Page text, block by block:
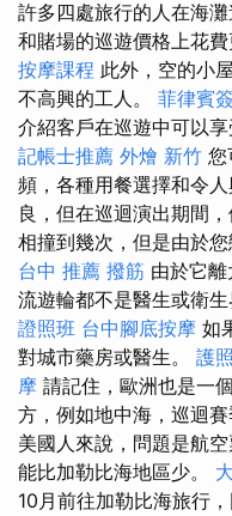
許多四處旅行的人在海
和賭場的巡遊價格上花費
按摩課程 此外，空的小
不高興的工人。 菲律賓
介紹客戶在巡遊中可以
記帳士推薦 外燴 新竹 您
頻，各種用餐選擇和令
良，但在巡迴演出期間
相撞到幾次，但是由於您
台中 推薦 撥筋 由於它
流遊輪都不是醫生或衛生
證照班 台中腳底按摩 如
對城市藥房或醫生。 護
摩 請記住，歐洲也是一
方，例如地中海，巡迴賽
美國人來說，問題是航
能比加勒比海地區少。
10月前往加勒比海旅行